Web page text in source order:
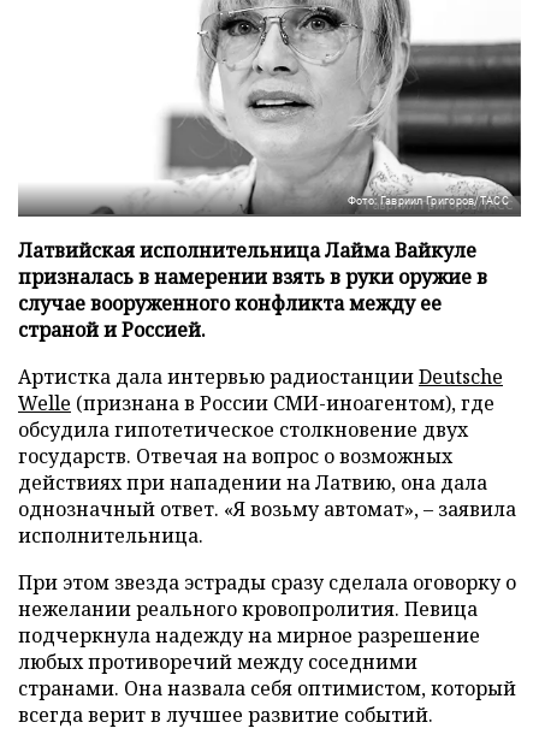
Фото: Гавриил Григоров/ТАСС
Латвийская исполнительница Лайма Вайкуле
призналась в намерении взять в руки оружие в
случае вооруженного конфликта между ее
страной и Россией.
Артистка дала интервью радиостанцииDeutsche
Welle (признана в России СМИ-иноагентом), где
обсудила гипотетическое столкновение двух
государств. Отвечая на вопрос о возможных
действиях при нападении на Латвию, она дала
однозначный ответ. «Я возьму автомат», – заявила
исполнительница.
При этом звезда эстрады сразу сделала оговорку о
нежелании реального кровопролития. Певица
подчеркнула надежду на мирное разрешение
любых противоречий между соседними
странами. Она назвала себя оптимистом, который
всегда верит в лучшее развитие событий.